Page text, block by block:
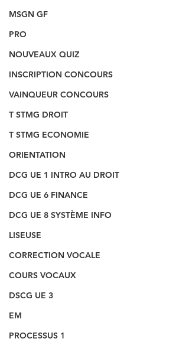
MSGN GF
PRO
NOUVEAUX QUIZ
INSCRIPTION CONCOURS
VAINQUEUR CONCOURS
T STMG DROIT
T STMG ECONOMIE
ORIENTATION
DCG UE 1 INTRO AU DROIT
DCG UE 6 FINANCE
DCG UE 8 SYSTÈME INFO
LISEUSE
CORRECTION VOCALE
COURS VOCAUX
DSCG UE 3
EM
PROCESSUS 1